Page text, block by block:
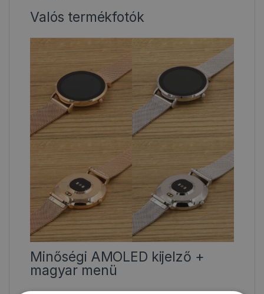
Valós termékfotók
Minőségi AMOLED kijelző +
magyar menü